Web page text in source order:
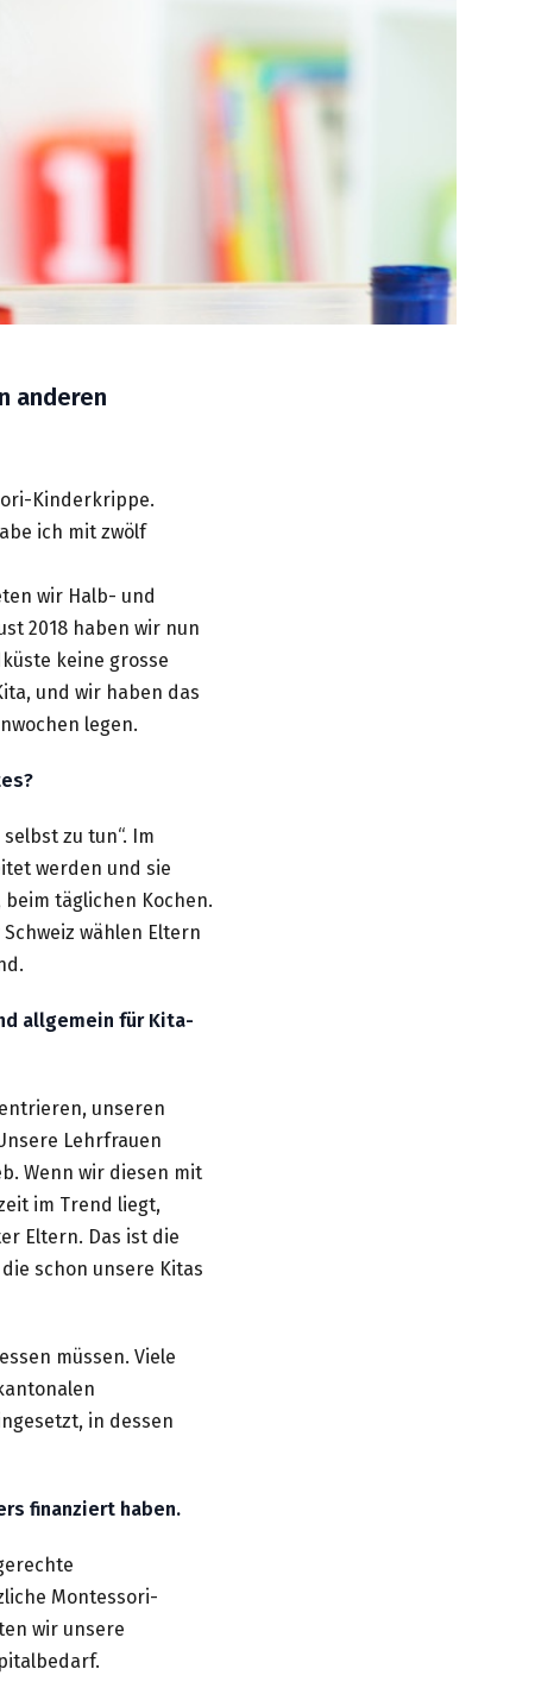
anderen
Kinderkrippe.
ich mit zwölf
wir Halb- und
2018 haben wir nun
keine grosse
und wir haben das
legen.
zu tun“. Im
werden und sie
täglichen Kochen.
wählen Eltern
allgemein für Kita-
unseren
Lehrfrauen
Wenn wir diesen mit
im Trend liegt,
Eltern. Das ist die
schon unsere Kitas
müssen. Viele
in dessen
finanziert haben.
Montessori-
wir unsere
.